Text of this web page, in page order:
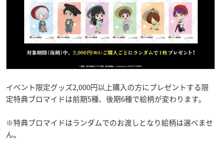
イベント限定グッズ2,000円以上購入の方にプレゼントする限
定特典ブロマイドは前期5種、後期6種で絵柄が変わります。
※特典ブロマイドはランダムでのお渡しとなり絵柄は選べませ
ん。